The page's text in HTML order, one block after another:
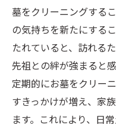
お墓クリー
未来へ繋ぐ愛
愛知県でおすす
の選び方
信頼できる業
口コミで選ぶ
料金プランと
墓をクリーニングする
の気持ちを新たにする
たれていると、訪れる
先祖との絆が強まると
定期的にお墓をクリー
すきっかけが増え、家
ます。これにより、日